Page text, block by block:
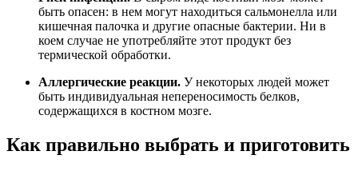
быть опасен: в нем могут находиться сальмонелла или
кишечная палочка и другие опасные бактерии. Ни в
коем случае не употребляйте этот продукт без
термической обработки.
Аллергические реакции. У некоторых людей может
быть индивидуальная непереносимость белков,
содержащихся в костном мозге.
Как правильно выбрать и приготовить